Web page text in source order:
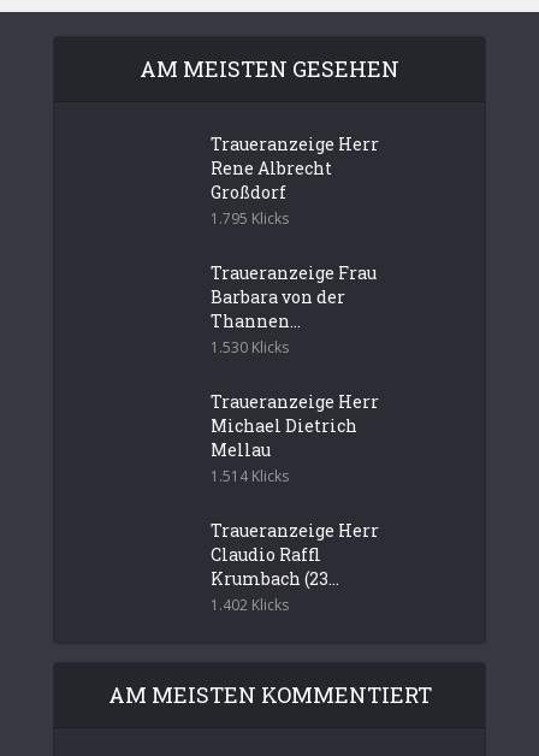
AM MEISTEN GESEHEN
Traueranzeige Herr
Rene Albrecht
Großdorf
1.795 Klicks
Traueranzeige Frau
Barbara von der
Thannen...
1.530 Klicks
Traueranzeige Herr
Michael Dietrich
Mellau
1.514 Klicks
Traueranzeige Herr
Claudio Raffl
Krumbach (23...
1.402 Klicks
AM MEISTEN KOMMENTIERT